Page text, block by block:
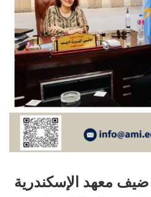
معهد الإسكندرية